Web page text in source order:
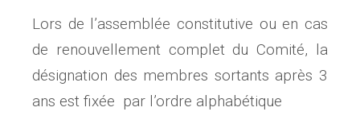
Lors de l’assemblée constitutive ou en cas
de renouvellement complet du Comité, la
désignation des membres sortants après 3
ans est fixée par l’ordre alphabétique